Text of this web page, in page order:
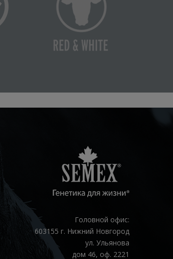
Головной офис:
603155 г. Нижний Новгород
ул. Ульянова
дом 46, оф. 2221